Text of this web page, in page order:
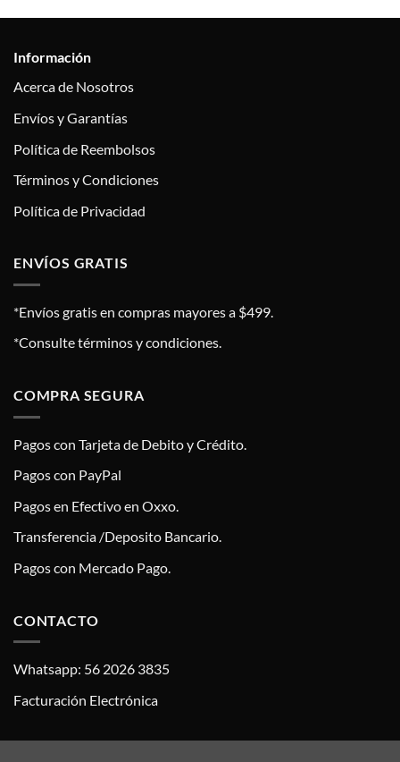
Información
Acerca de Nosotros
Envíos y Garantías
Política de Reembolsos
Términos y Condiciones
Política de Privacidad
ENVÍOS GRATIS
*Envíos gratis en compras mayores a $499.
*Consulte términos y condiciones.
COMPRA SEGURA
Pagos con Tarjeta de Debito y Crédito.
Pagos con PayPal
Pagos en Efectivo en Oxxo.
Transferencia /Deposito Bancario.
Pagos con Mercado Pago.
CONTACTO
Whatsapp: 56 2026 3835
Facturación Electrónica